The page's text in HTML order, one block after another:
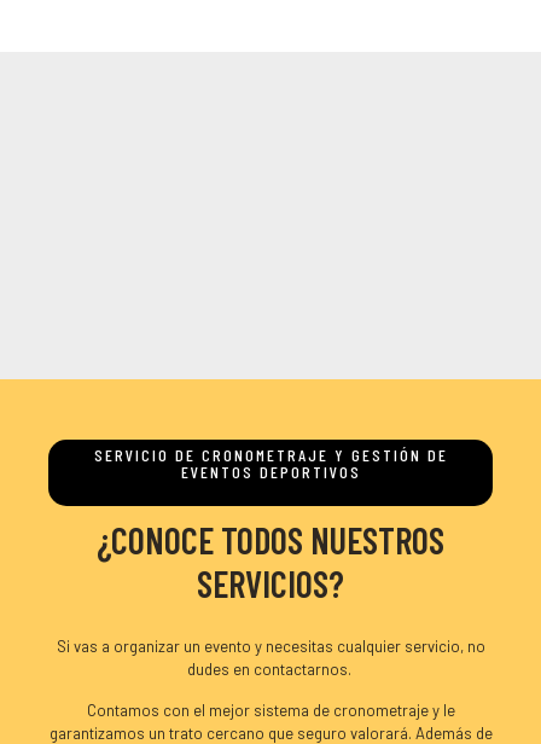
SERVICIO DE CRONOMETRAJE Y GESTIÓN DE
EVENTOS DEPORTIVOS
¿CONOCE TODOS NUESTROS
SERVICIOS?
Si vas a organizar un evento y necesitas cualquier servicio, no
dudes en contactarnos.
Contamos con el mejor sistema de cronometraje y le
garantizamos un trato cercano que seguro valorará. Además de